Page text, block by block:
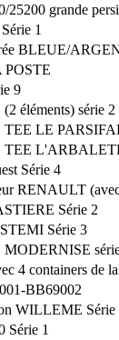
grande
1
BLEUE/
POSTE
9
éléments) série 2
TEE LE
TEE
Série 4
RENAULT
Série 2
Série 3
MODERNISE
4 containers de
BB69002
WILLEME Série
Série 1